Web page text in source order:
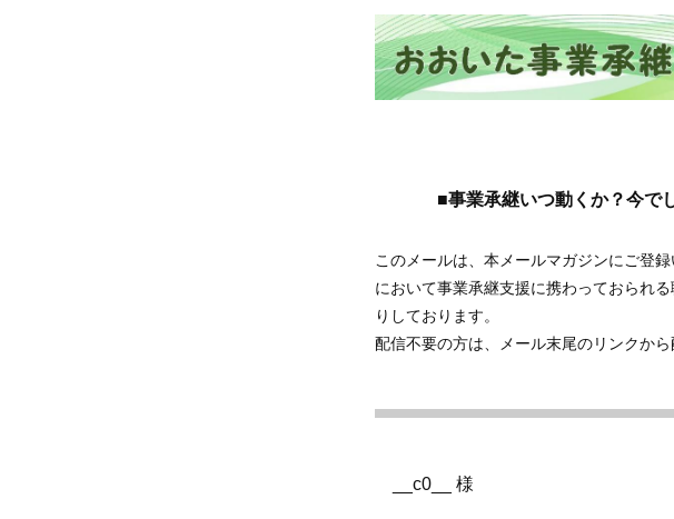
■事業承継いつ動くか？今で
このメールは、本メールマガジンにご登
において事業承継支援に携わっておられ
りしております。
配信不要の方は、メール末尾のリンクから
__c0__ 様